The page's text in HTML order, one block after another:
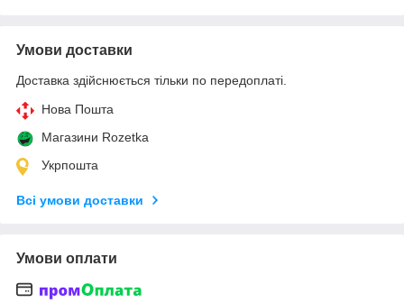
Умови доставки
Доставка здійснюється тільки по передоплаті.
Нова Пошта
Магазини Rozetka
Укрпошта
Всі умови доставки
Умови оплати